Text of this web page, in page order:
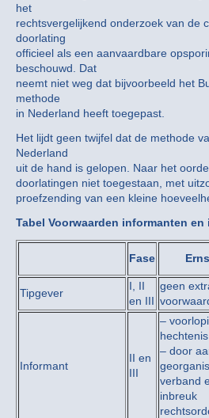
het
rechtsvergelijkend onderzoek van de
doorlating
officieel als een aanvaardbare
beschouwd. Dat
neemt niet weg dat bijvoorbeeld het
methode
in Nederland heeft toegepast.
Het lijdt geen twijfel dat de methode
Nederland
uit de hand is gelopen. Naar het
doorlatingen niet toegestaan, met
proefzending van een kleine
Tabel Voorwaarden informanten
Fase
Tipgever
I, II
en III
geen
Informant
II en
III
–
hechtenis
– door
verband
inbreuk